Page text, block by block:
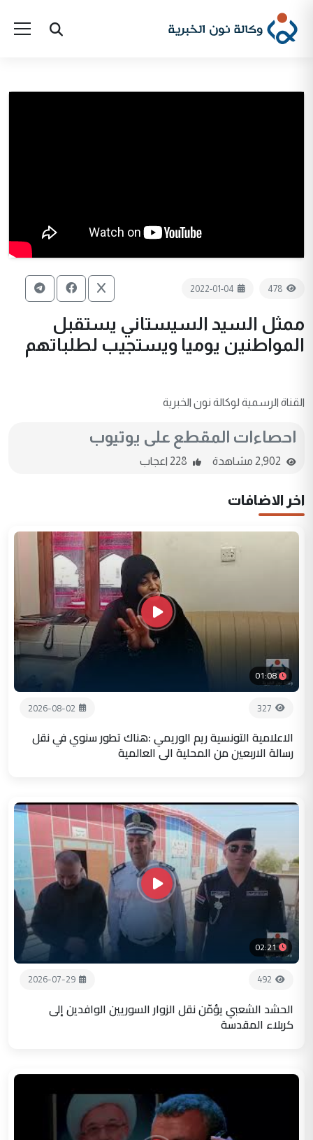
478
2022-01-04
ممثل السيد السيستاني يستقبل
المواطنين يوميا ويستجيب لطلباتهم
القناة الرسمية لوكالة نون الخبرية
احصاءات المقطع على يوتيوب
اخر الاضافات
01:08
327
2026-08-02
الاعلامية التونسية ريم الوريمي :هناك تطور سنوي في نقل
رسالة الاربعين من المحلية الى العالمية
02:21
492
2026-07-29
الحشد الشعبي يؤمّن نقل الزوار السوريين الوافدين إلى
كربلاء المقدسة